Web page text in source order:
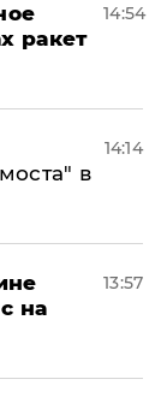
ракет
14:54
в
14:14
на
13:57